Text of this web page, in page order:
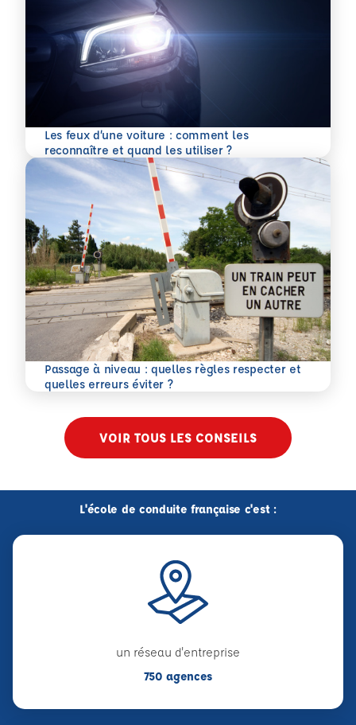
Les feux d’une voiture : comment les
reconnaître et quand les utiliser ?
En savoir plus
Passage à niveau : quelles règles respecter et
quelles erreurs éviter ?
En savoir plus
VOIR TOUS LES CONSEILS
L'école de conduite française c'est :
un réseau d'entreprise
750 agences